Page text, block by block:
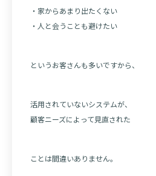
・家からあまり出たくない
・人と会うことも避けたい
というお客さんも多いですから、
活用されていないシステムが、
顧客ニーズによって見直された
ことは間違いありません。